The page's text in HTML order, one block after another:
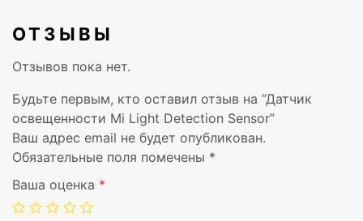
Дополнительные сенсоры
Диапазон рабочих температур, °C
Источник питания
Приложение от производителя
Экосистема
ОТЗЫВЫ
Отзывов пока нет.
Будьте первым, кто оставил отзыв на “Датчик
освещенности Mi Light Detection Sensor”
Ваш адрес email не будет опубликован.
Обязательные поля помечены *
Ваша оценка *